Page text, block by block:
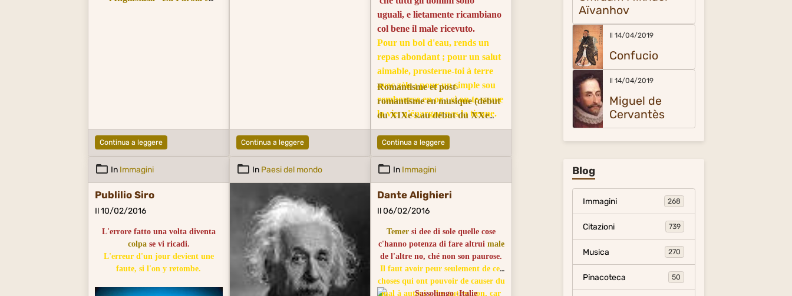
Continua a leggere Continua a leggere
uguali, e lietamente ricambiano
colbene il male ricevuto.
Pour un bol d'eau, rends un
repas abondant ; pour un salut
aimable, prosterne-toi à terre
avec zèle ; pour un simple sou
rembourse en or ; si on te sauve
la vie, n'épargne pas la tienne.
Ainsi révère paroles et actions
du sage ; pour chaque petit
compensation dix fois
supérieure : celui qui est
vraiment noble traite tout le
monde également et rend avec
joie le bien pour le mal.
Romantisme et post-
romantisme en musique (début
du XIXe s.au début du XXe
s.) La Solitudine e la
Società Il Bene e il Male
Continua a leggere
In Immagini
Publilio Siro
Il 10/02/2016
L'errore fatto una volta diventa
colpase vi ricadi.
L'erreur d'un jour devient une
faute, si l'on y retombe.
In Paesi del mondo In Immagini
Dante Alighieri
Il 06/02/2016
Temer si dee di sole quelle cose
c'hanno potenza di fare altrui male
de l'altre no, ché non son paurose.
Il faut avoir peur seulement de ces
choses qui ont pouvoir de causer du
mal à autrui ; des autres non, car
Aïvanhov
Il 14/04/2019
Confucio
Il 14/04/2019
Miguel de
Cervantès
Blog
Immagini 268
Citazioni 739
Musica 270
Pinacoteca 50